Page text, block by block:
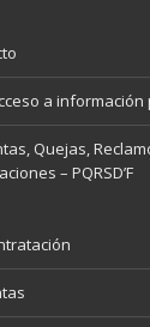
a información
Quejas,
– PQRSD’F